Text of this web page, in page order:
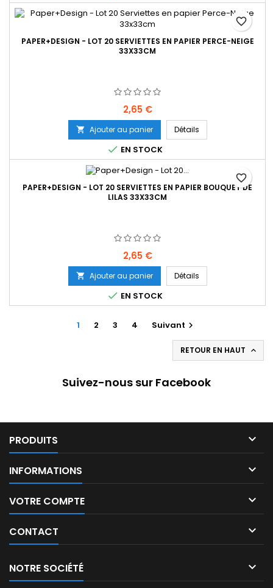
PAPER+DESIGN - LOT 20 SERVIETTES EN PAPIER PERCE-NEIGE
33X33CM
Prix
2,65 €
 Ajouter au panier Détails
 EN STOCK
favorite_border
PAPER+DESIGN - LOT 20 SERVIETTES EN PAPIER BOUQUET DE
LILAS 33X33CM
Prix
2,65 €
 Ajouter au panier Détails
 EN STOCK
favorite_border
1 2 3 4 Suivant 
RETOUR EN HAUT 
Suivez-nous sur Facebook
PRODUITS 
INFORMATIONS 
VOTRE COMPTE 
CONTACT 
NOTRE SOCIÉTÉ 